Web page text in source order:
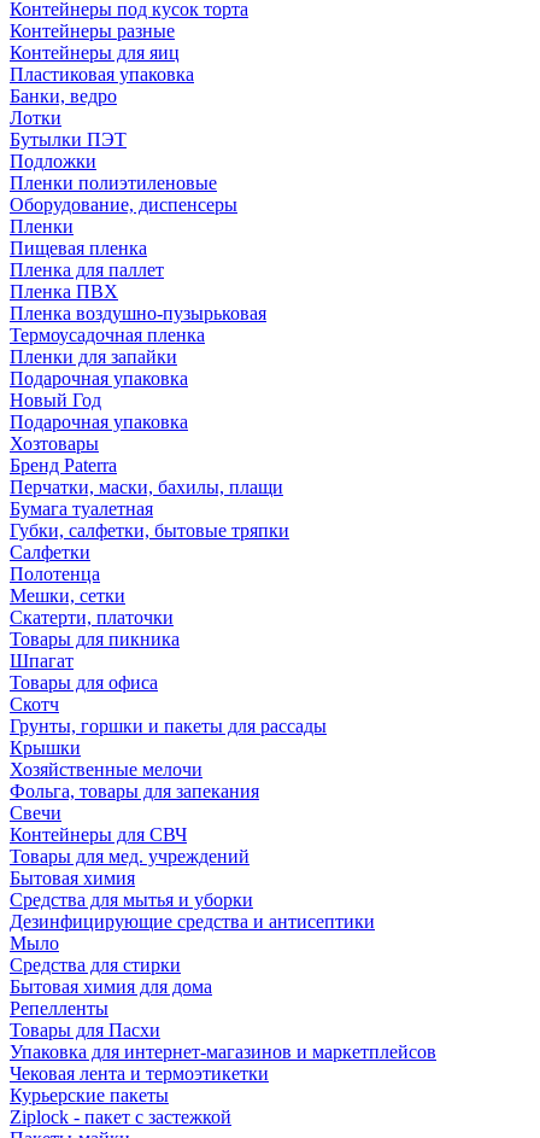
Контейнеры под кусок торта
Контейнеры разные
Контейнеры для яиц
Пластиковая упаковка
Банки, ведро
Лотки
Бутылки ПЭТ
Подложки
Пленки полиэтиленовые
Оборудование, диспенсеры
Пленки
Пищевая пленка
Пленка для паллет
Пленка ПВХ
Пленка воздушно-пузырьковая
Термоусадочная пленка
Пленки для запайки
Подарочная упаковка
Новый Год
Подарочная упаковка
Хозтовары
Бренд Paterra
Перчатки, маски, бахилы, плащи
Бумага туалетная
Губки, салфетки, бытовые тряпки
Салфетки
Полотенца
Мешки, сетки
Скатерти, платочки
Товары для пикника
Шпагат
Товары для офиса
Скотч
Грунты, горшки и пакеты для рассады
Крышки
Хозяйственные мелочи
Фольга, товары для запекания
Свечи
Контейнеры для СВЧ
Товары для мед. учреждений
Бытовая химия
Средства для мытья и уборки
Дезинфицирующие средства и антисептики
Мыло
Средства для стирки
Бытовая химия для дома
Репелленты
Товары для Пасхи
Упаковка для интернет-магазинов и маркетплейсов
Чековая лента и термоэтикетки
Курьерские пакеты
Ziplock - пакет с застежкой